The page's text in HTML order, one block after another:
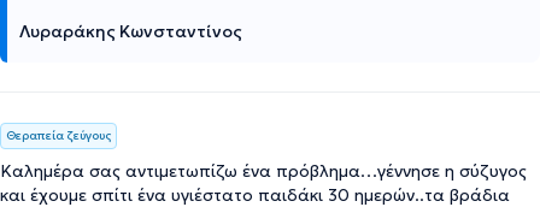
Λυραράκης Κωνσταντίνος
Θεραπεία ζεύγους
Καλημέρα σας αντιμετωπίζω ένα πρόβλημα…γέννησε η σύζυγος
και έχουμε σπίτι ένα υγιέστατο παιδάκι 30 ημερών..τα βράδια